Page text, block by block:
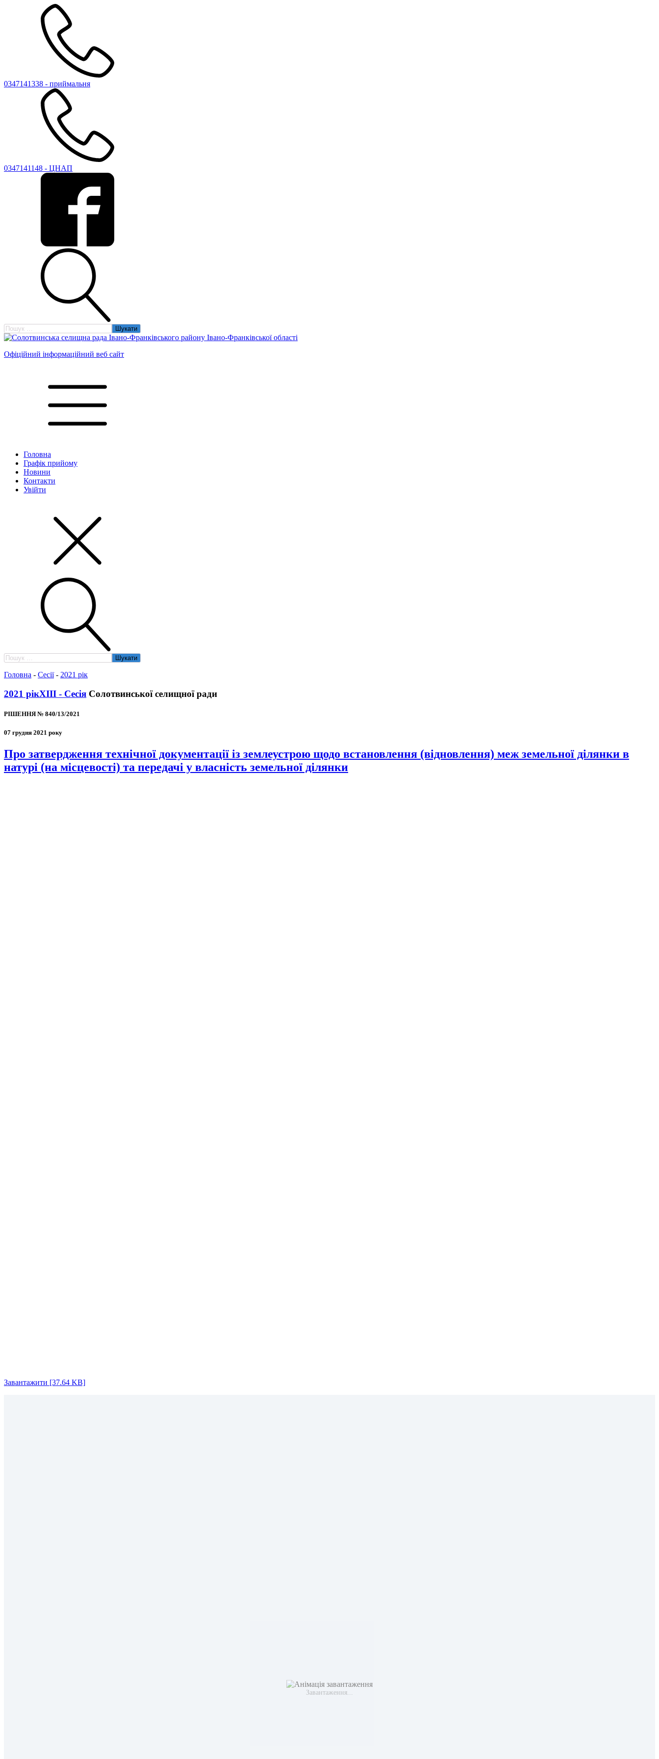
0347141338 - приймальня
0347141148 - ЦНАП
Пошук:
Офіційний інформаційний веб сайт
Головна
Графік прийому
Новини
Контакти
Увійти
Пошук:
Головна - Сесії- 2021 рік
2021 рікXIII - Сесія Солотвинської селищної ради
РІШЕННЯ № 840/13/2021
07 грудня 2021 року
Про затвердження технічної документації із землеустрою щодо встановлення (відновлення) меж земельної ділянки в
натурі (на місцевості) та передачі у власність земельної ділянки
Завантажити [37.64 KB]
Завантаження...